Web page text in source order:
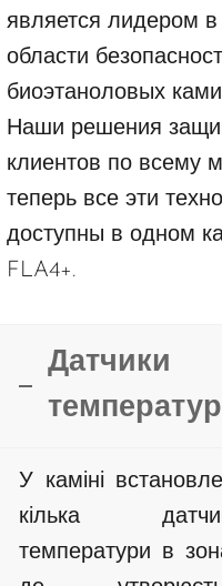
является лидером в
области
биоэтаноловых
Наши решения
клиентов по всему
теперь все эти
доступны в одном
FLA4+.
Датчики
У каміні
кілька
температури в